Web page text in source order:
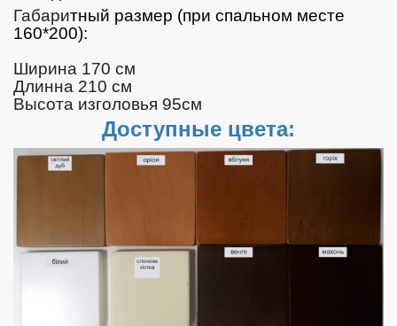
Габаритный размер (при спальном месте
160*200):
Ширина 170 см
Длинна 210 см
Высота изголовья 95см
Доступные цвета: